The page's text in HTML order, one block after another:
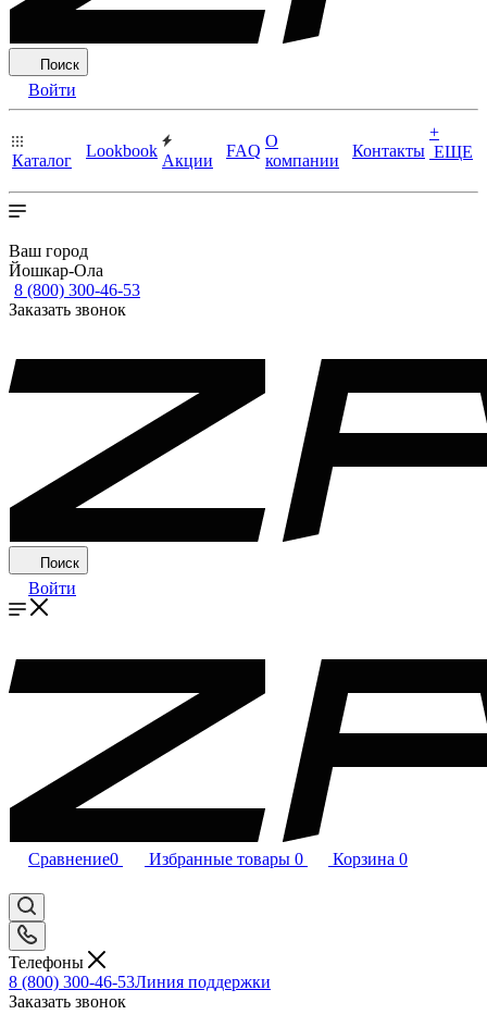
Поиск
Войти
Каталог
Lookbook
Акции
FAQ
О
компании
Контакты
+
ЕЩЕ
Ваш город
Йошкар-Ола
8 (800) 300-46-53
Заказать звонок
Поиск
Войти
Сравнение0 Избранные товары 0 Корзина 0
Телефоны
8 (800) 300-46-53Линия поддержки
Заказать звонок